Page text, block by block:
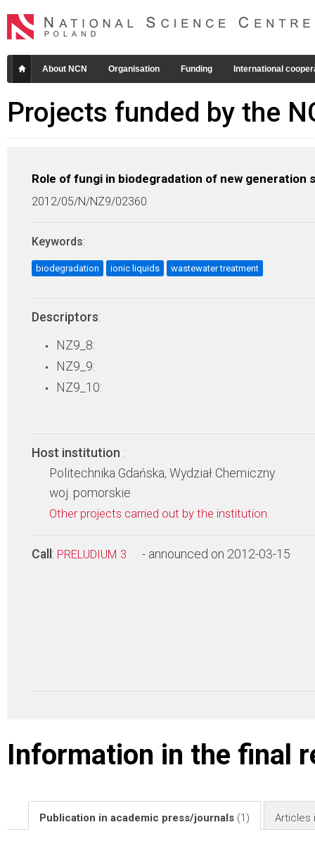
About NCN Organisation Funding International
Projects funded by the
Role of fungi in biodegradation of new generation
2012/05/N/NZ9/02360
Keywords:
biodegradation ionic liquids wastewater treatment
Descriptors:
NZ9_8:
NZ9_9:
NZ9_10:
Host institution :
Politechnika Gdańska, Wydział Chemiczny
woj. pomorskie
Other projects carried out by the institution
Call : PRELUDIUM 3 - announced on 2012-03-15
Information in the final
Publication in academic press/journals (1) Articles